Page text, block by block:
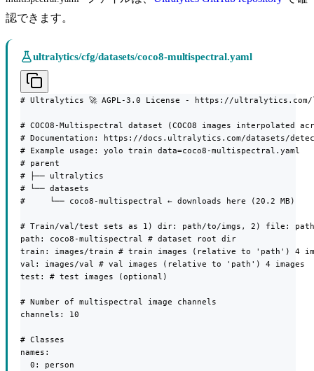
認できます。
ultralytics/cfg/datasets/coco8-multispectral.yaml
# Ultralytics 🚀 AGPL-3.0 License - https://ultralytics.com/
# COCO8-Multispectral dataset (COCO8 images
# Documentation: https://docs.ultralytics.com/datasets/
# Example usage: yolo train data=coco8-multispectral.yaml
# parent
# ├── ultralytics
# └── datasets
#     └── coco8-multispectral ← downloads here (20.2 MB)
# Train/val/test sets as 1) dir: path/to/imgs, 2) file:
path: coco8-multispectral # dataset root dir
train: images/train # train images (relative to 'path') 4
val: images/val # val images (relative to 'path') 4 images
test: # test images (optional)
# Number of multispectral image channels
channels: 10
# Classes
names:
  0: person